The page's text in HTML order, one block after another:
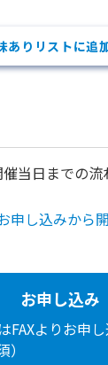
ありリストに追
当日までの流
申し込みから
お申し込み
FAXよりお申